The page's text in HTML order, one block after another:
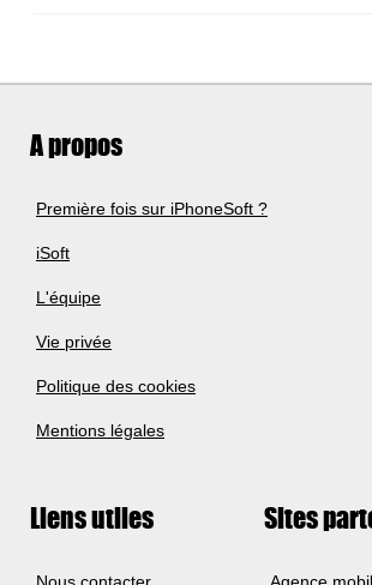
A propos
Première fois sur iPhoneSoft ?
iSoft
L'équipe
Vie privée
Politique des cookies
Mentions légales
Liens utiles Sites